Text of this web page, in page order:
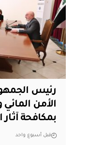
رئيس
الأمن المائي
بمكافحة آثار
قبل أسبوع واحد